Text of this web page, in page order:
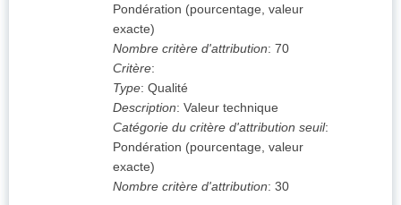
Pondération (pourcentage, valeur
exacte)
Nombre critère d'attribution: 70
Critère:
Type: Qualité
Description: Valeur technique
Catégorie du critère d'attribution seuil:
Pondération (pourcentage, valeur
exacte)
Nombre critère d'attribution: 30